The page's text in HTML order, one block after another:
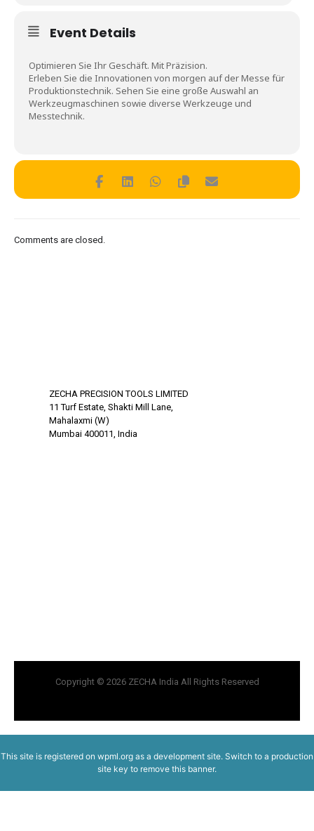
Event Details
Optimieren Sie Ihr Geschäft. Mit Präzision.
Erleben Sie die Innovationen von morgen auf der Messe für
Produktionstechnik. Sehen Sie eine große Auswahl an
Werkzeugmaschinen sowie diverse Werkzeuge und
Messtechnik.
Comments are closed.
ZECHA PRECISION TOOLS LIMITED
11 Turf Estate, Shakti Mill Lane,
Mahalaxmi (W)
Mumbai 400011, India
Copyright © 2026 ZECHA India All Rights Reserved
This site is registered on wpml.org as a development site. Switch to a production
site key to remove this banner.